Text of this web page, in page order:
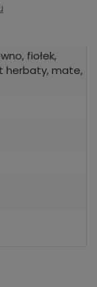
fiołek,
herbaty, mate,